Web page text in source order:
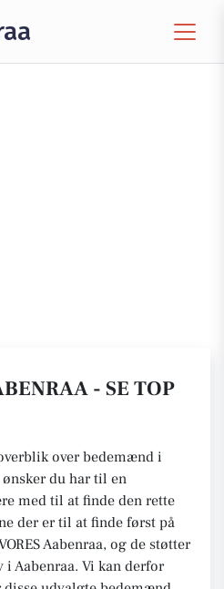
- SE TOP
over bedemænd i
du har til en
med til at finde den rette
der er til at finde først på
Aabenraa, og de støtter
Aabenraa. Vi kan derfor